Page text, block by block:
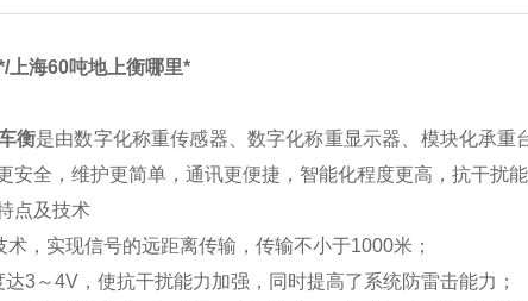
上海60吨地上衡哪里*
衡是由数字化称重传感器、数字化称重显示器、模块化承
安全，维护更简单，通讯更便捷，智能化程度更高，抗干扰能
点及技术
术，实现信号的远距离传输，传输不小于1000米；
达3～4V，使抗干扰能力加强，同时提高了系统防雷击能力；